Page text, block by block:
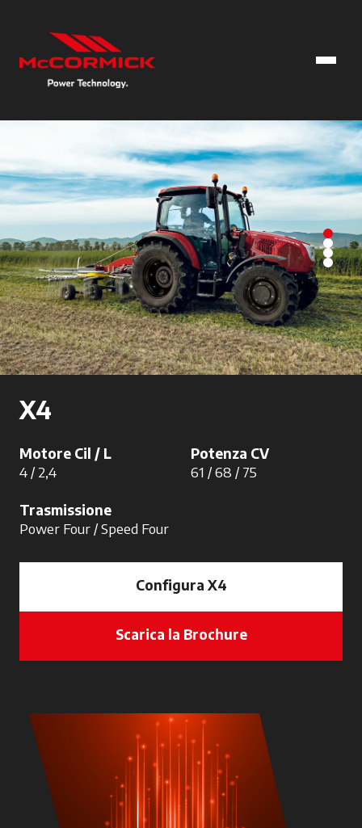
X4
Motore Cil / L
4 / 2,4
Potenza CV
61 / 68 / 75
Trasmissione
Power Four / Speed Four
Configura X4
Scarica la Brochure